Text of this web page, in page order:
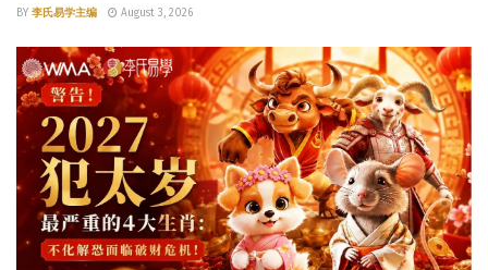
BY 李氏易学主编 August 3, 2026